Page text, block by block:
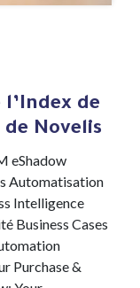
l’Index de
Novelis
eShadow
Automatisation
Intelligence
Business Cases
Purchase &